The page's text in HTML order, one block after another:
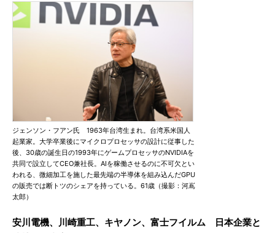
ジェンソン・フアン氏 1963年台湾生まれ。台湾系米国人
起業家。大学卒業後にマイクロプロセッサの設計に従事した
後、30歳の誕生日の1993年にゲームプロセッサのNVIDIAを
共同で設立してCEO兼社長。AIを稼働させるのに不可欠とい
われる、微細加工を施した最先端の半導体を組み込んだGPU
の販売では断トツのシェアを持っている。61歳（撮影：河嶌
太郎）
安川電機、川崎重工、キヤノン、富士フイルム 日本企業と